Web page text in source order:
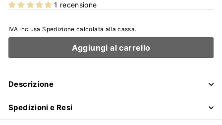
1 recensione
IVA inclusaSpedizione calcolata alla cassa.
Aggiungi al carrello
Descrizione
Spedizioni e Resi